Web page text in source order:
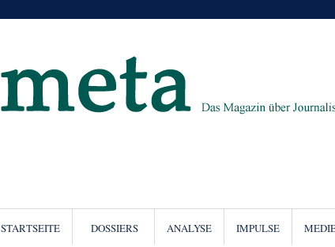
STARTSEITE DOSSIERS ANALYSE IMPULSE